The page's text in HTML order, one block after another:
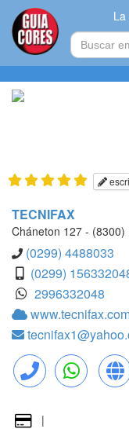
TECNIFAX
Cháneton 127 - (8300)
(0299) 4488033
(0299)
2996332048
Llamar WhatsApp Web
|